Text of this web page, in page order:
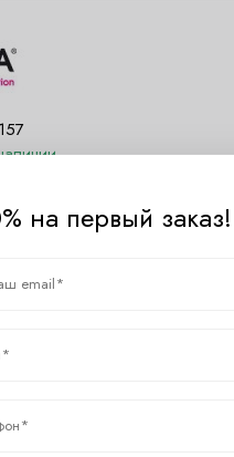
на первый заказ!